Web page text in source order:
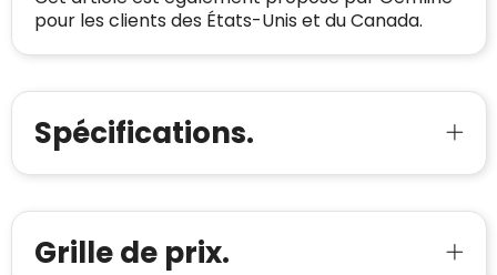
pour les clients des États-Unis et du Canada.
Spécifications.
Grille de prix.